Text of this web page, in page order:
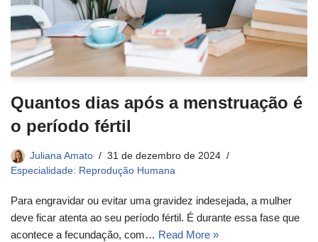
Quantos dias após a menstruação é
o período fértil
Juliana Amato
31 de dezembro de 2024
Especialidade: Reprodução Humana
Para engravidar ou evitar uma gravidez indesejada, a mulher
deve ficar atenta ao seu período fértil. É durante essa fase que
acontece a fecundação, com… Read More »